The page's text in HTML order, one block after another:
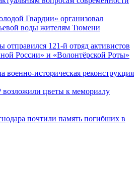
Гвардии» организовал
воды жителям Тюмени
отправился 121-й отряд активистов
России» и «Волонтёрской Роты»
военно-историческая реконструкция
цветы к мемориалу
почтили память погибших в